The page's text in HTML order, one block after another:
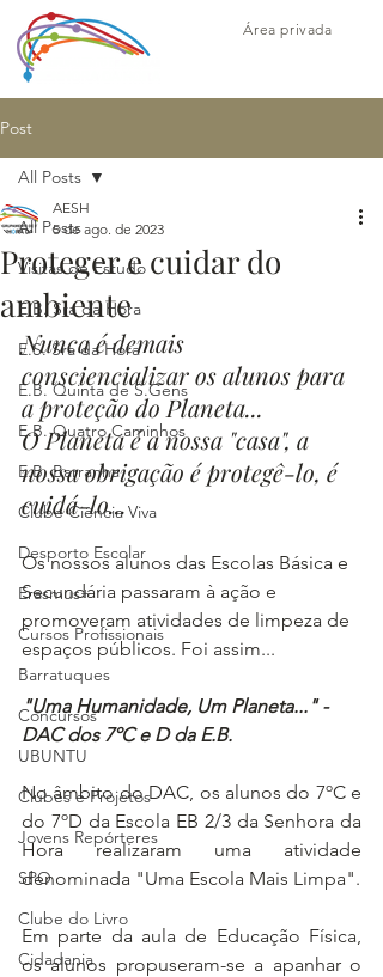
Área privada
Post
All Posts
Visitas de Estudo
E.B. Sra da Hora
E.S. Sra da Hora
E.B. Quinta de S.Gens
E.B. Quatro Caminhos
E.B. Barranha
Clube Ciência Viva
Desporto Escolar
Erasmus+
Cursos Profissionais
Barratuques
Concursos
UBUNTU
Clubes e Projetos
Jovens Repórteres
SPO
Clube do Livro
Cidadania
All Posts
Proteger e cuidar do
ambiente
AESH
5 de ago. de 2023
Nunca é demais
consciencializar os alunos para
a proteção do Planeta...
O Planeta é a nossa "casa", a
nossa obrigação é protegê-lo, é
cuidá-lo...
Os nossos alunos das Escolas Básica e
Secundária passaram à ação e
promoveram atividades de limpeza de
espaços públicos. Foi assim...
"Uma Humanidade, Um Planeta..." -
DAC dos 7ºC e D da E.B.
No âmbito do DAC, os alunos do 7ºC e
do 7ºD da Escola EB 2/3 da Senhora da
Hora realizaram uma atividade
Em parte da aula de Educação Física,
os alunos propuseram-se a apanhar o